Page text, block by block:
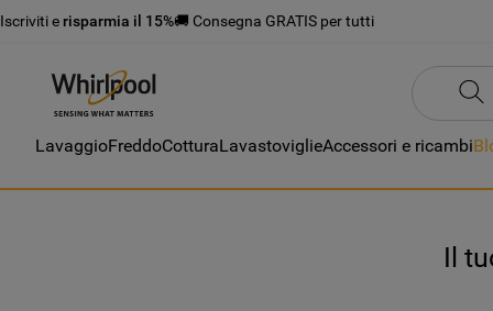
Iscriviti e risparmia il 15%🚚 Consegna GRATIS per tutti
LavaggioFreddoCotturaLavastoviglieAccessori e ricambi
Il